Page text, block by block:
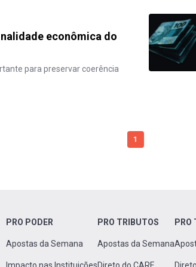
econômica do
para preservar coerência
1
PRO PODER
Apostas da Semana
PRO TRIBUTOS
Apostas da Semana
PRO